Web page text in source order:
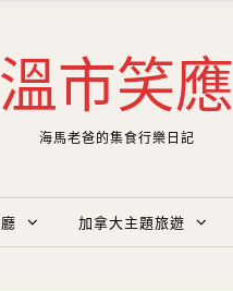
溫市笑應
海馬老爸的集食行樂日記
加拿大主題旅遊